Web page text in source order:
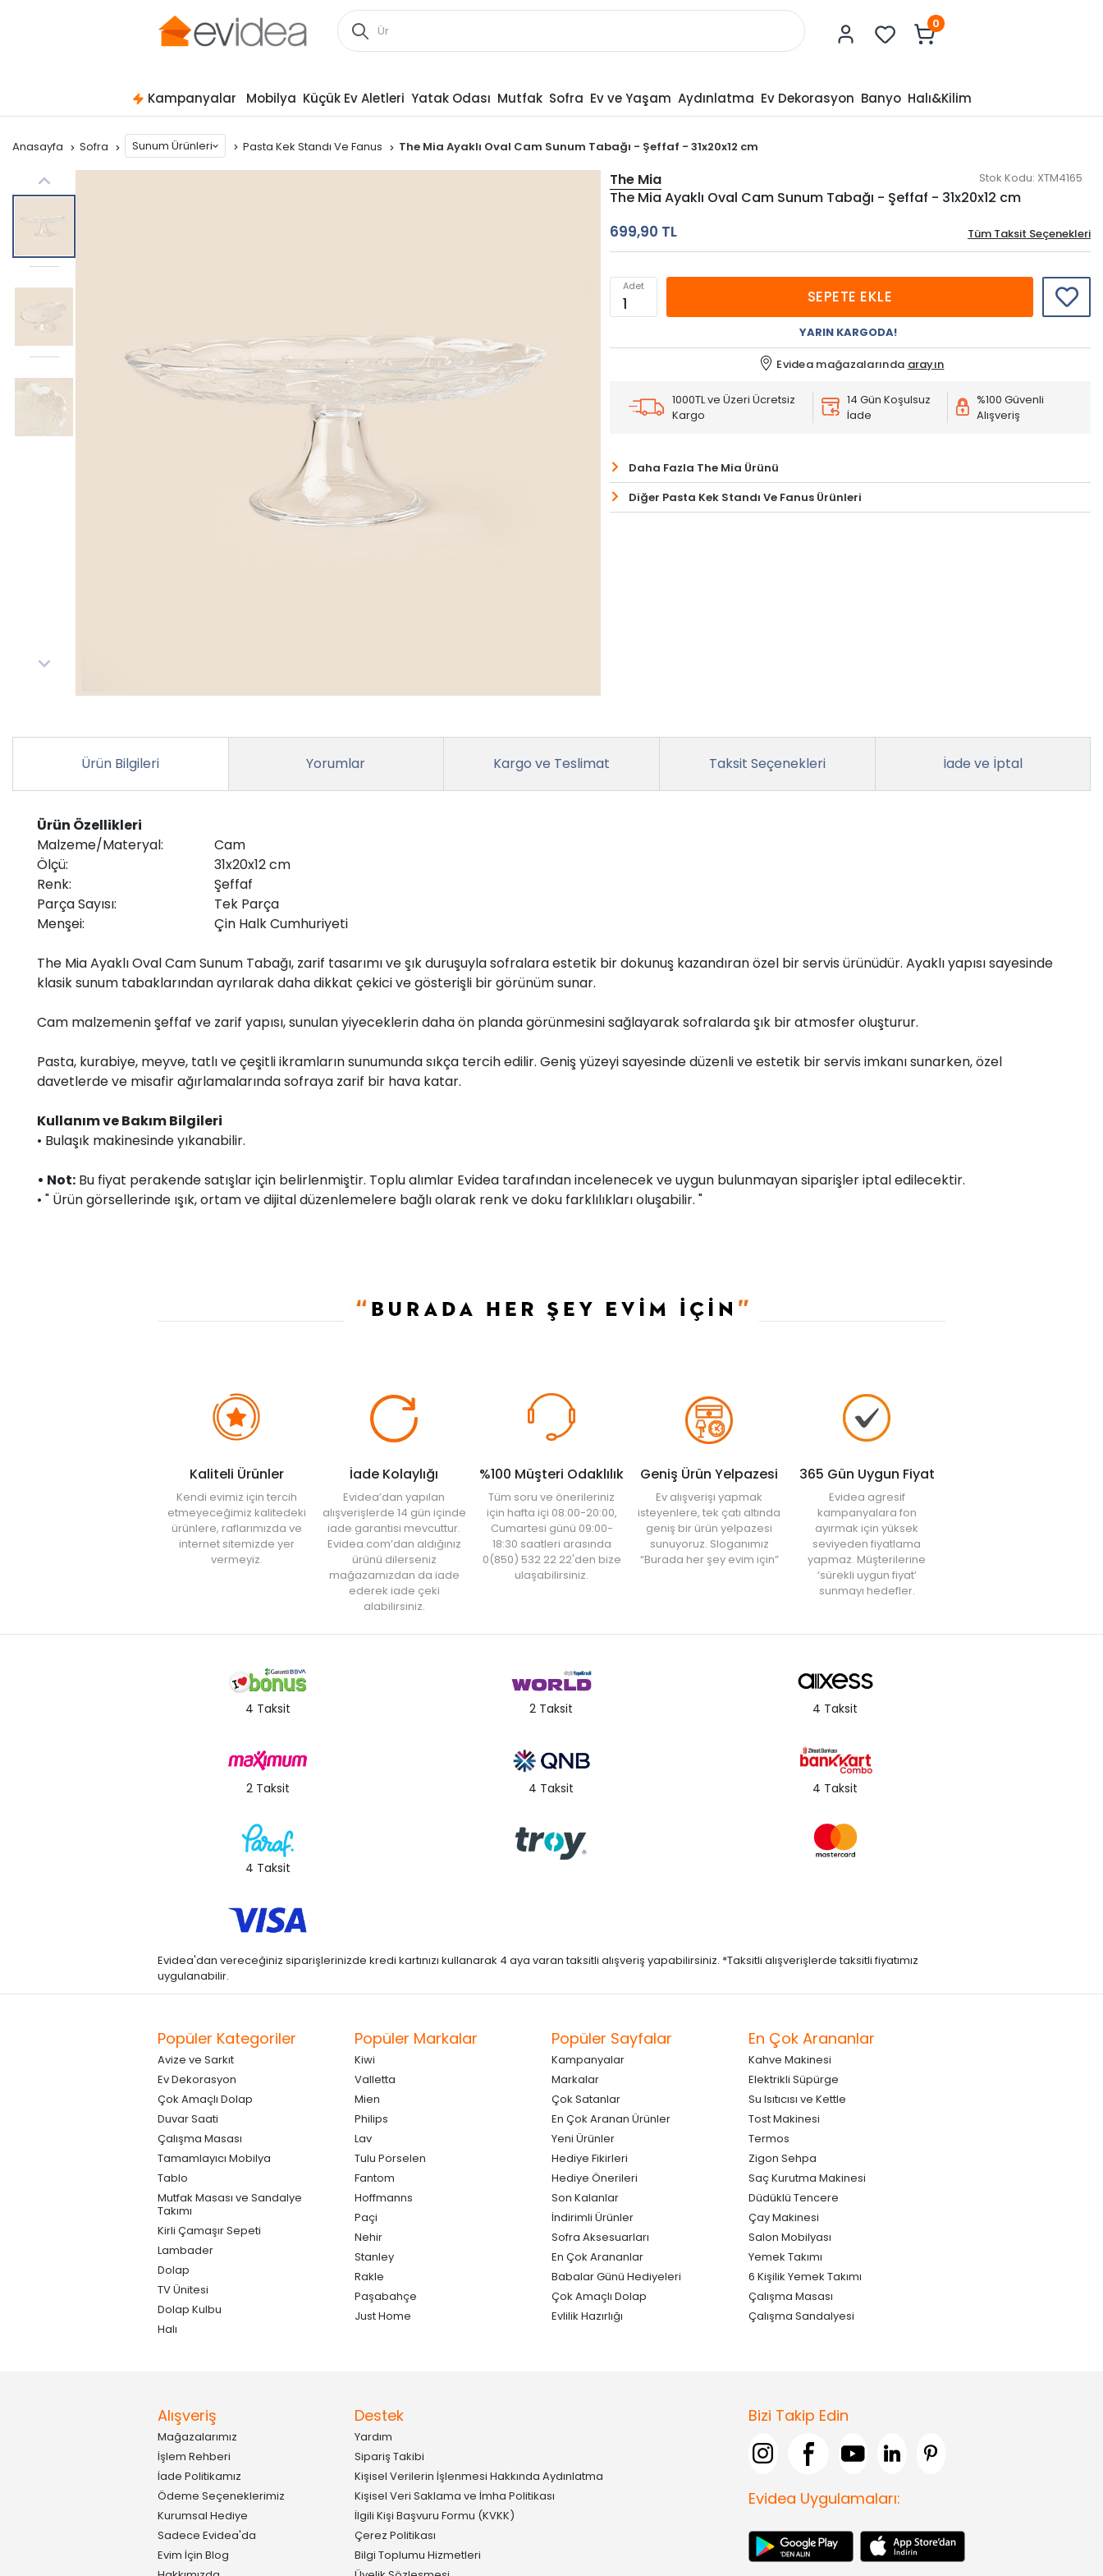
0
Kampanyalar Mobilya Küçük Ev Aletleri Yatak Odası Mutfak Sofra Ev ve Yaşam Aydınlatma Ev Dekorasyon Banyo Halı&Kilim
Anasayfa Sofra Sunum Ürünleri Pasta Kek Standı Ve Fanus The Mia Ayaklı Oval Cam Sunum Tabağı - Şeffaf - 31x20x12 cm
The Mia Stok Kodu: XTM4165
The Mia Ayaklı Oval Cam Sunum Tabağı - Şeffaf - 31x20x12 cm
699,90 TL Tüm Taksit Seçenekleri
Adet
SEPETE EKLE
YARIN KARGODA!
Evidea mağazalarında arayın
1000TL ve Üzeri Ücretsiz
Kargo
14 Gün Koşulsuz
İade
%100 Güvenli
Alışveriş
Daha Fazla The Mia Ürünü
Diğer Pasta Kek Standı Ve Fanus Ürünleri
Ürün Bilgileri Yorumlar Kargo ve Teslimat Taksit Seçenekleri İade ve İptal
Ürün Özellikleri
Malzeme/Materyal:
Cam
Ölçü:
31x20x12 cm
Renk:
Şeffaf
Parça Sayısı:
Tek Parça
Menşei:
Çin Halk Cumhuriyeti
The Mia Ayaklı Oval Cam Sunum Tabağı, zarif tasarımı ve şık duruşuyla sofralara estetik bir dokunuş kazandıran özel bir servis ürünüdür. Ayaklı yapısı sayesinde
klasik sunum tabaklarından ayrılarak daha dikkat çekici ve gösterişli bir görünüm sunar.
Cam malzemenin şeffaf ve zarif yapısı, sunulan yiyeceklerin daha ön planda görünmesini sağlayarak sofralarda şık bir atmosfer oluşturur.
Pasta, kurabiye, meyve, tatlı ve çeşitli ikramların sunumunda sıkça tercih edilir. Geniş yüzeyi sayesinde düzenli ve estetik bir servis imkanı sunarken, özel
davetlerde ve misafir ağırlamalarında sofraya zarif bir hava katar.
Kullanım ve Bakım Bilgileri
• Bulaşık makinesinde yıkanabilir.
• Not: Bu fiyat perakende satışlar için belirlenmiştir. Toplu alımlar Evidea tarafından incelenecek ve uygun bulunmayan siparişler iptal edilecektir.
• " Ürün görsellerinde ışık, ortam ve dijital düzenlemelere bağlı olarak renk ve doku farklılıkları oluşabilir. "
Kaliteli Ürünler
Kendi evimiz için tercih
etmeyeceğimiz kalitedeki
ürünlere, raflarımızda ve
internet sitemizde yer
vermeyiz.
İade Kolaylığı
Evidea’dan yapılan
alışverişlerde 14 gün içinde
iade garantisi mevcuttur.
Evidea.com’dan aldığınız
ürünü dilerseniz
mağazamızdan da iade
ederek iade çeki
alabilirsiniz.
%100 Müşteri Odaklılık
Tüm soru ve önerileriniz
için hafta içi 08:00-20:00,
Cumartesi günü 09:00-
18:30 saatleri arasında
0(850) 532 22 22'den bize
ulaşabilirsiniz.
Geniş Ürün Yelpazesi
Ev alışverişi yapmak
isteyenlere, tek çatı altında
geniş bir ürün yelpazesi
sunuyoruz. Sloganımız
“Burada her şey evim için”
365 Gün Uygun Fiyat
Evidea agresif
kampanyalara fon
ayırmak için yüksek
seviyeden fiyatlama
yapmaz. Müşterilerine
‘sürekli uygun fiyat’
sunmayı hedefler.
4 Taksit 2 Taksit 4 Taksit
2 Taksit 4 Taksit 4 Taksit
4 Taksit
Evidea'dan vereceğiniz siparişlerinizde kredi kartınızı kullanarak 4 aya varan taksitli alışveriş yapabilirsiniz. *Taksitli alışverişlerde taksitli fiyatımız
uygulanabilir.
Popüler Kategoriler
Avize ve Sarkıt
Ev Dekorasyon
Çok Amaçlı Dolap
Duvar Saati
Çalışma Masası
Tamamlayıcı Mobilya
Tablo
Mutfak Masası ve Sandalye
Takımı
Kirli Çamaşır Sepeti
Lambader
Dolap
TV Ünitesi
Dolap Kulbu
Halı
Popüler Markalar
Kiwi
Valletta
Mien
Philips
Lav
Tulu Porselen
Fantom
Hoffmanns
Paçi
Nehir
Stanley
Rakle
Paşabahçe
Just Home
Popüler Sayfalar
Kampanyalar
Markalar
Çok Satanlar
En Çok Aranan Ürünler
Yeni Ürünler
Hediye Fikirleri
Hediye Önerileri
Son Kalanlar
İndirimli Ürünler
Sofra Aksesuarları
En Çok Arananlar
Babalar Günü Hediyeleri
Çok Amaçlı Dolap
Evlilik Hazırlığı
En Çok Arananlar
Kahve Makinesi
Elektrikli Süpürge
Su Isıtıcısı ve Kettle
Tost Makinesi
Termos
Zigon Sehpa
Saç Kurutma Makinesi
Düdüklü Tencere
Çay Makinesi
Salon Mobilyası
Yemek Takımı
6 Kişilik Yemek Takımı
Çalışma Masası
Çalışma Sandalyesi
Alışveriş
Mağazalarımız
İşlem Rehberi
İade Politikamız
Ödeme Seçeneklerimiz
Kurumsal Hediye
Sadece Evidea'da
Evim İçin Blog
Destek
Yardım
Sipariş Takibi
Kişisel Verilerin İşlenmesi Hakkında Aydınlatma
Kişisel Veri Saklama ve İmha Politikası
İlgili Kişi Başvuru Formu (KVKK)
Çerez Politikası
Bilgi Toplumu Hizmetleri
Bizi Takip Edin
Evidea Uygulamaları: